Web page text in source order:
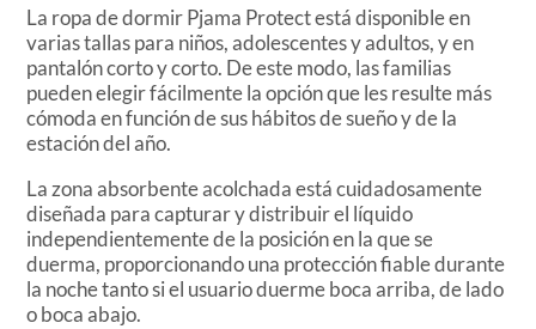
La ropa de dormir Pjama Protect está disponible en
varias tallas para niños, adolescentes y adultos, y en
pantalón corto y corto. De este modo, las familias
pueden elegir fácilmente la opción que les resulte más
cómoda en función de sus hábitos de sueño y de la
estación del año.
La zona absorbente acolchada está cuidadosamente
diseñada para capturar y distribuir el líquido
independientemente de la posición en la que se
duerma, proporcionando una protección fiable durante
la noche tanto si el usuario duerme boca arriba, de lado
o boca abajo.